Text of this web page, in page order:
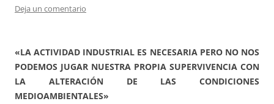
Deja un comentario
«LA ACTIVIDAD INDUSTRIAL ES NECESARIA PERO NO NOS
PODEMOS JUGAR NUESTRA PROPIA SUPERVIVENCIA CON
LA ALTERACIÓN DE LAS CONDICIONES
MEDIOAMBIENTALES»